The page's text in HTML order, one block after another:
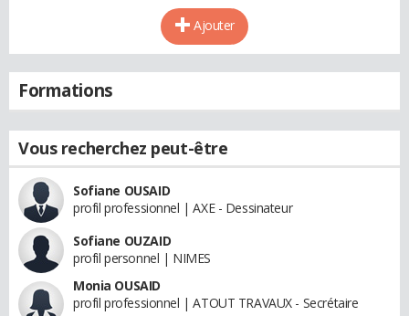
Ajouter
Formations
Vous recherchez peut-être
Sofiane OUSAID
profil professionnel | AXE - Dessinateur
Sofiane OUZAID
profil personnel | NIMES
Monia OUSAID
profil professionnel | ATOUT TRAVAUX - Secrétaire